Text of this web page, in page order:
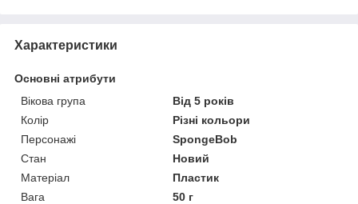
Характеристики
Основні атрибути
Вікова група
Від 5 років
Колір
Різні кольори
Персонажі
SpongeBob
Стан
Новий
Матеріал
Пластик
Вага
50 г